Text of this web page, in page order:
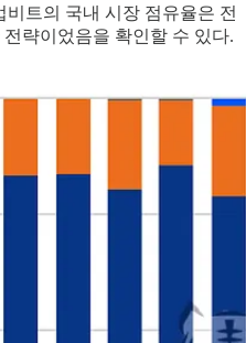
트의 국내 시장 점유율은 전
략이었음을 확인할 수 있다.